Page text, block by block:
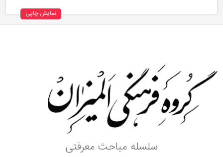
نمایش چاپی
سلسله مباحث معرفتی